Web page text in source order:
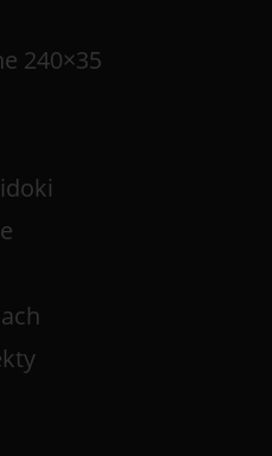
240×35